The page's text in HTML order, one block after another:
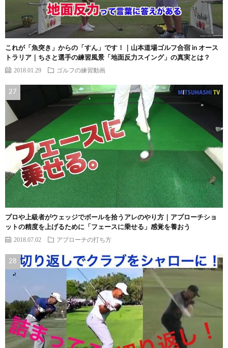
これが「魚突き」からの「すん」です！｜山本道場ゴルフ合宿 in オース
トラリア｜ちさと選手の練習風景「地面反力スイング」の真実とは？
2018.01.29 ゴルフの練習動画
プロや上級者がウェッジでボールを拾うアレのやり方｜アプローチショ
ットの精度を上げるために「フェースに乗せる」感覚を養おう
2018.07.02 アプローチの打ち方